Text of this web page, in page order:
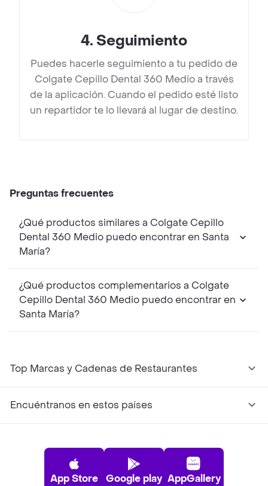
4. Seguimiento
Puedes hacerle seguimiento a tu pedido de
Colgate Cepillo Dental 360 Medio a través
de la aplicación. Cuando el pedido esté listo
un repartidor te lo llevará al lugar de destino.
Preguntas frecuentes
¿Qué productos similares a Colgate Cepillo
Dental 360 Medio puedo encontrar en Santa
María?
¿Qué productos complementarios a Colgate
Cepillo Dental 360 Medio puedo encontrar en
Santa María?
Top Marcas y Cadenas de Restaurantes
Encuéntranos en estos países
App Store Google play AppGallery